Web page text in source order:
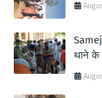
थाने के